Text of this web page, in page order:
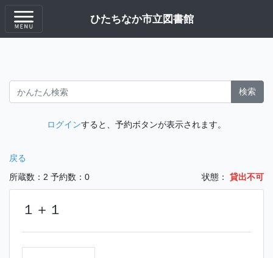
ひたちなか市立図書館
検索
ログインすると、予約ボタンが表示されます。
戻る
所蔵数：2 予約数：0 状態： 貸出不可
１＋１